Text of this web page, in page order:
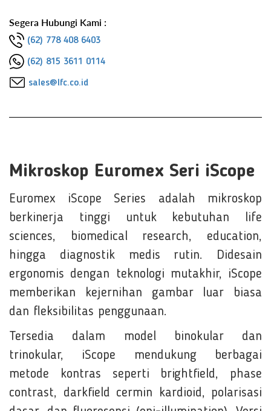
Segera Hubungi Kami :
(62) 778 408 6403
(62) 815 3611 0114
sales@lfc.co.id
Mikroskop Euromex Seri iScope
Euromex iScope Series adalah mikroskop
berkinerja tinggi untuk kebutuhan life
sciences, biomedical research, education,
hingga diagnostik medis rutin. Didesain
ergonomis dengan teknologi mutakhir, iScope
memberikan kejernihan gambar luar biasa
dan fleksibilitas penggunaan.
Tersedia dalam model binokular dan
trinokular, iScope mendukung berbagai
metode kontras seperti brightfield, phase
contrast, darkfield cermin kardioid, polarisasi